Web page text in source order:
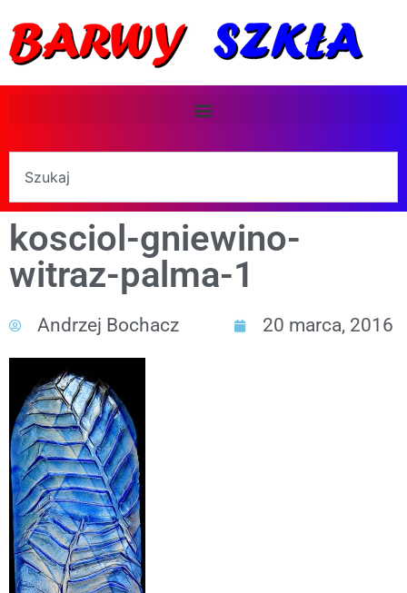
kosciol-gniewino-
witraz-palma-1
Andrzej Bochacz 20 marca, 2016